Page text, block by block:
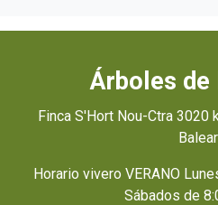
Árboles
Finca S'Hort Nou-Ctra 3020
Horario vivero VERANO
Sábados de